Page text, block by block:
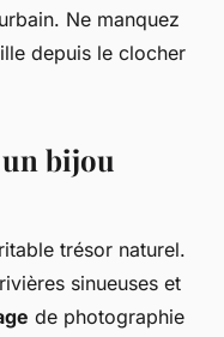
Ne manquez
depuis le clocher
un bijou
trésor naturel.
sinueuses et
de photographie